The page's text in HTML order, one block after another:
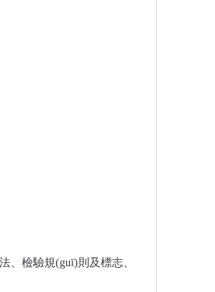
檢驗規(guī)則及標志、